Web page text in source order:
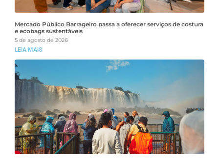
Mercado Público Barrageiro passa a oferecer serviços de costura
e ecobags sustentáveis
5 de agosto de 2026
LEIA MAIS